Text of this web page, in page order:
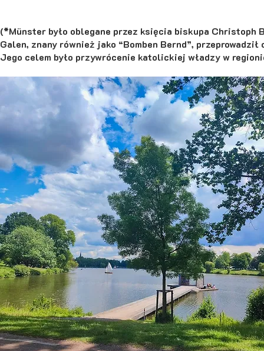
(*Münster było oblegane przez księcia biskupa Christoph
Galen, znany również jako “Bomben Bernd”,
Jego celem było przywrócenie katolickiej władzy w